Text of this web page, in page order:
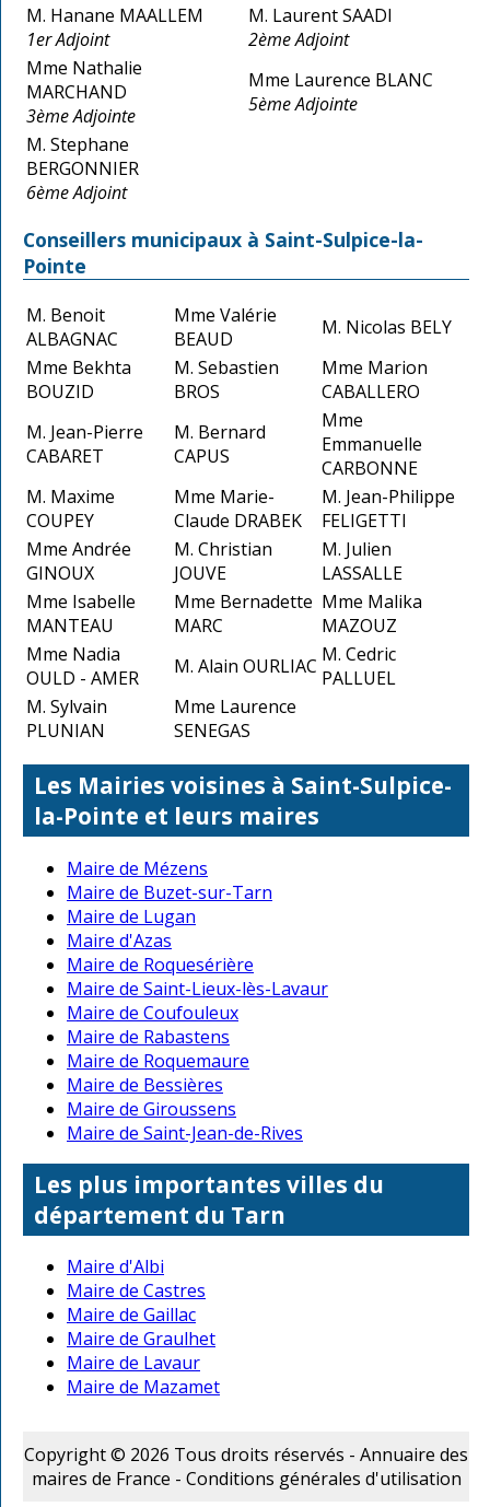
M. Hanane MAALLEM
1er Adjoint
M. Laurent SAADI
2ème Adjoint
Mme Nathalie
MARCHAND
3ème Adjointe
Mme Laurence BLANC
5ème Adjointe
M. Stephane
BERGONNIER
6ème Adjoint
Conseillers municipaux à Saint-Sulpice-la-
Pointe
M. Benoit
ALBAGNAC
Mme Valérie
BEAUD
M. Nicolas BELY
Mme Bekhta
BOUZID
M. Sebastien
BROS
Mme Marion
CABALLERO
M. Jean-Pierre
CABARET
M. Bernard
CAPUS
Mme
Emmanuelle
CARBONNE
M. Maxime
COUPEY
Mme Marie-
Claude DRABEK
M. Jean-Philippe
FELIGETTI
Mme Andrée
GINOUX
M. Christian
JOUVE
M. Julien
LASSALLE
Mme Isabelle
MANTEAU
Mme Bernadette
MARC
Mme Malika
MAZOUZ
Mme Nadia
OULD - AMER
M. Alain OURLIAC M. Cedric
PALLUEL
M. Sylvain
PLUNIAN
Mme Laurence
SENEGAS
Les Mairies voisines à Saint-Sulpice-
la-Pointe et leurs maires
Maire de Mézens
Maire de Buzet-sur-Tarn
Maire de Lugan
Maire d'Azas
Maire de Roquesérière
Maire de Saint-Lieux-lès-Lavaur
Maire de Coufouleux
Maire de Rabastens
Maire de Roquemaure
Maire de Bessières
Maire de Giroussens
Maire de Saint-Jean-de-Rives
Les plus importantes villes du
département du Tarn
Maire d'Albi
Maire de Castres
Maire de Gaillac
Maire de Graulhet
Maire de Lavaur
Maire de Mazamet
Copyright © 2026 Tous droits réservés - Annuaire des
maires de France - Conditions générales d'utilisation